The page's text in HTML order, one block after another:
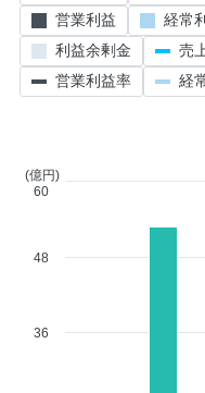
36
48
(億円)
60
営業利益
経常
利益余剰金
売
営業利益率
経